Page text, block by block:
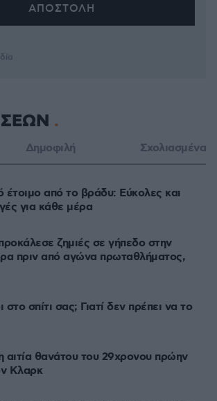
Δημοφιλή Σχολιασμένα
έτοιμο από το βράδυ: Εύκολες και
για κάθε μέρα
ζημιές σε γήπεδο στην
πριν από αγώνα πρωταθλήματος,
στο σπίτι σας; Γιατί δεν πρέπει να το
θανάτου του 29χρονου πρώην
Κλαρκ